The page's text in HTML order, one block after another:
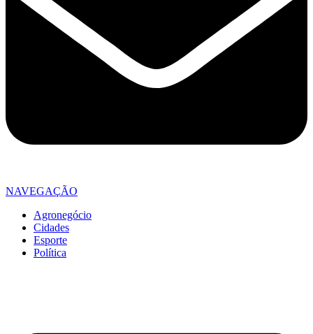
NAVEGAÇÃO
Agronegócio
Cidades
Esporte
Política